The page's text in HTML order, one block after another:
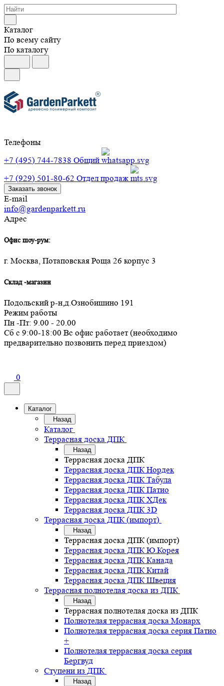
Каталог
По всему сайту
По каталогу
Телефоны
+7 (495) 744-7838 Общий
+7 (929) 501-80-62 Отдел продаж
Заказать звонок
E-mail
info@gardenparkett.ru
Адрес
Офис шоу-рум:
г. Москва, Потаповская Роща 26 корпус 3
Склад -магазин
Подольский р-н,д.Ознобишино 191
Режим работы
Пн -Пт: 9.00 - 20.00
Сб с 9:00-18:00 Вс офис работает (необходимо
предварительно позвонить перед приездом)
0
Каталог
Назад
Каталог
Террасная доска ДПК
Назад
Террасная доска ДПК
Террасная доска ДПК Нордек
Террасная доска ДПК Табула
Террасная доска ДПК Патио
Террасная доска ДПК ХДек
Террасная доска ДПК 3D
Террасная доска ДПК (импорт)
Назад
Террасная доска ДПК (импорт)
Террасная доска ДПК Ю.Корея
Террасная доска ДПК Канада
Террасная доска ДПК Китай
Террасная доска ДПК Швеция
Террасная полнотелая доска из ДПК
Назад
Террасная полнотелая доска из ДПК
Полнотелая террасная доска Монарх
Полнотелая террасная доска серия Патио
+
Полнотелая террасная доска серия
Бергвуд
Ступени из ДПК
Назад